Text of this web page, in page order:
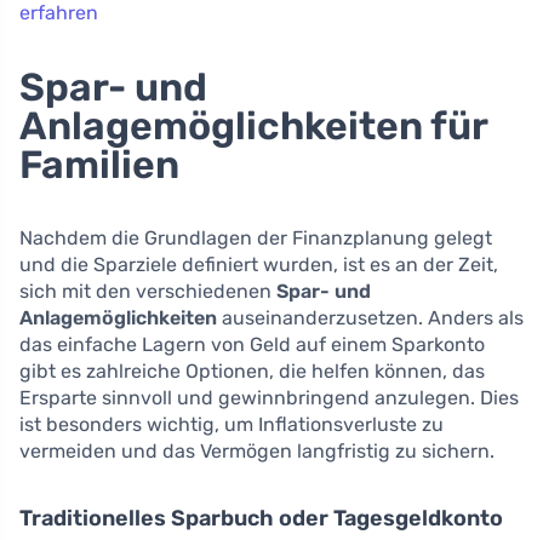
erfahren
Spar- und
Anlagemöglichkeiten für
Familien
Nachdem die Grundlagen der Finanzplanung gelegt
und die Sparziele definiert wurden, ist es an der Zeit,
sich mit den verschiedenen Spar- und
Anlagemöglichkeiten auseinanderzusetzen. Anders als
das einfache Lagern von Geld auf einem Sparkonto
gibt es zahlreiche Optionen, die helfen können, das
Ersparte sinnvoll und gewinnbringend anzulegen. Dies
ist besonders wichtig, um Inflationsverluste zu
vermeiden und das Vermögen langfristig zu sichern.
Traditionelles Sparbuch oder Tagesgeldkonto